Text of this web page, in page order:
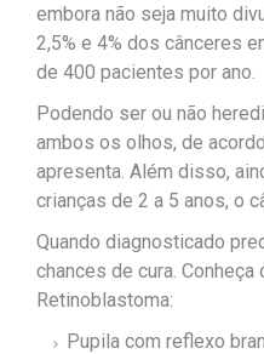
embora não seja muito
2,5% e 4% dos cânceres
de 400 pacientes por ano.
Podendo ser ou não
ambos os olhos, de
apresenta. Além disso,
crianças de 2 a 5 anos, o
Quando diagnosticado
chances de cura.
Retinoblastoma:
Pupila com reflexo